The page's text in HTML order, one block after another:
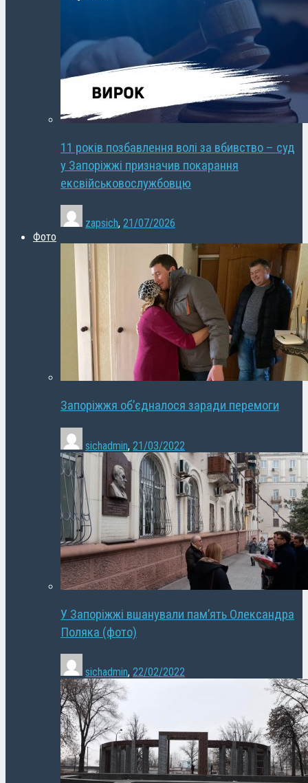
11 років позбавлення волі за вбивство – суд
у Запоріжжі призначив покарання
ексвійськовослужбовцю
zapsich, 21/07/2026
Фото
Запоріжжя об’єдналося заради перемоги
sichadmin, 21/03/2022
У Запоріжжі вшанували пам’ять Олександра
Поляка (фото)
sichadmin, 22/02/2022